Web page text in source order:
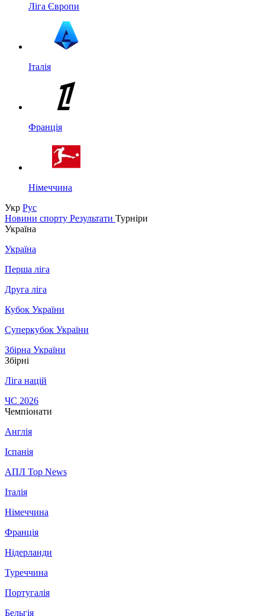
Ліга Європи
Італія
Франція
Німеччина
Укр Рус
Новини спорту Результати Турніри
Україна
Україна
Перша ліга
Друга ліга
Кубок України
Суперкубок України
Збірна України
Збірні
Ліга націй
ЧС 2026
Чемпіонати
Англія
Іспанія
АПЛ Top News
Італія
Німеччина
Франція
Нідерланди
Туреччина
Португалія
Бельгія